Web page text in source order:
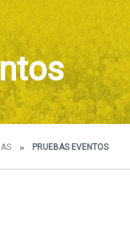
PRUEBAS EVENTOS